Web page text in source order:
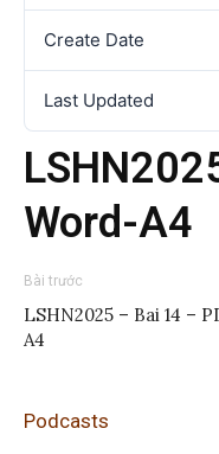
Create Date
Last Updated
Word-A4
Bài trước
LSHN2025 – Bai 14 –
A4
Podcasts